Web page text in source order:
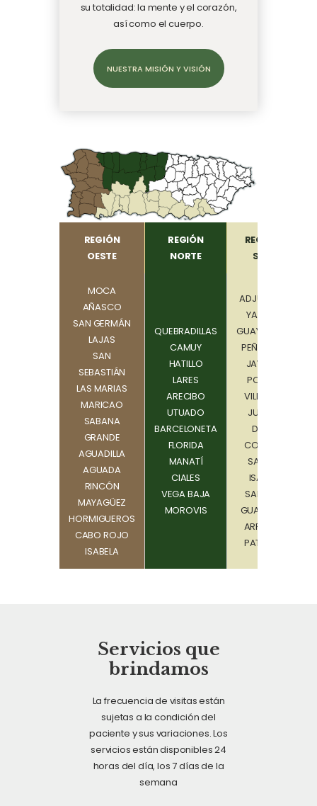
su totalidad: la mente y el corazón,
así como el cuerpo.
NUESTRA MISIÓN Y VISIÓN
REGIÓN
OESTE
REGIÓN
NORTE
REGIÓN
SUR
MOCA
AÑASCO
SAN GERMÁN
LAJAS
SAN
SEBASTIÁN
LAS MARIAS
MARICAO
SABANA
GRANDE
AGUADILLA
AGUADA
RINCÓN
MAYAGÜEZ
HORMIGUEROS
CABO ROJO
ISABELA
QUEBRADILLAS
CAMUY
HATILLO
LARES
ARECIBO
UTUADO
BARCELONETA
FLORIDA
MANATÍ
CIALES
VEGA BAJA
MOROVIS
ADJUNTAS
YAUCO
GUAYANILLA
PEÑUELAS
JAYUYA
PONCE
VILLALBA
JUANA
DÍAZ
COAMO
SANTA
ISABEL
SALINAS
GUAYAMA
ARROYO
PATILLAS
Servicios que
brindamos
La frecuencia de visitas están
sujetas a la condición del
paciente y sus variaciones. Los
servicios están disponibles 24
horas del día, los 7 días de la
semana